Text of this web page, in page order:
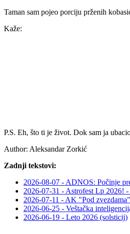
Taman sam pojeo porciju prženih
Kaže:
P.S. Eh, što ti je život. Dok sam ja
Author: Aleksandar Zorkić
Zadnji tekstovi:
2026-08-07 - ADNOS: Počinje
2026-07-31 - Astrofest Lp 2026!
2026-07-11 - AK "Pod
2026-06-25 - Veštačka
2026-06-19 - Leto 2026 (solsticij)